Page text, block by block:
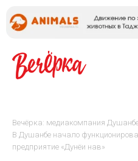
Вечёрка: медиакомпания
В Душанбе начало
предприятие «Дунёи нав»